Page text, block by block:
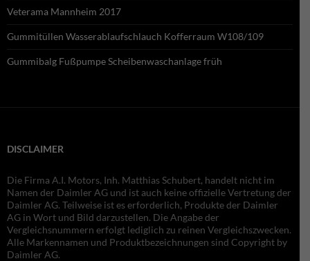
Veterama Mannheim 2017
Gummitüllen Wasserablaufschlauch Kofferraum W108/109
Gummibalg Fußpumpe Scheibenwaschanlage früh
DISCLAIMER
Die Firma A.I. Motors, Inh. Matthias Schubert, handelt nicht im
Namen der Daimler AG und ist auch keine offizielle Vertretung der
Daimler AG. Teilweise ist es erforderlich, Produkte der Daimler
AG in Wort und Bild darzustellen. Die Angabe der
Vergleichsnummern erfolgt lediglich zu reinen Vergleichszwecken.
Alle Markennamen und Produktbezeichnungen sind Copyright by
Daimler AG.